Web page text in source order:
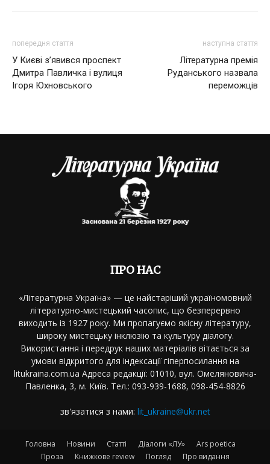
попередня стаття
У Києві з’явився проспект
Дмитра Павличка і вулиця
Ігоря Юхновського
наступна стаття
Літературна премія
Руданського назвала
переможців
ПРО НАС
«Літературна Україна» — це найстаріший україномовний
літературно-мистецький часопис, що безперервно
виходить із 1927 року. Ми пропагуємо якісну літературу,
широку мистецьку інклюзію та культуру діалогу.
Використання і передрук наших матеріалів вітається за
умови відкритого для індексації гіперпосилання на
litukraina.com.ua Адреса редакції: 01010, вул. Омеляновича-
Павленка, 3, м. Київ. Тел.: 093-939-1688, 098-454-8826
зв'язатися з нами: lit_ukraine@ukr.net
Головна Новини Статті Діалоги «ЛУ»
Ars poetica
Проза
Книжкове review Погляд Про видання